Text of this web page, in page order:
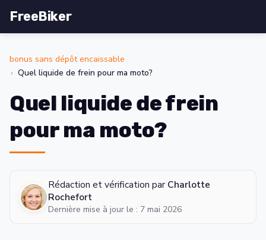
FreeBiker
bonus sans dépôt encaissable
Quel liquide de frein pour ma moto?
Quel liquide de frein
pour ma moto?
Rédaction et vérification par Charlotte
Rochefort
Dernière mise à jour le : 7 mai 2026